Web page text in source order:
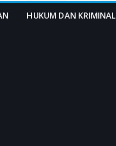
HUKUM DAN KRIMINAL